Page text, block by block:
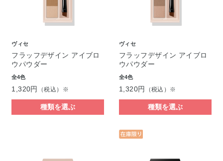
ヴィセ
フラッフデザイン アイブロ
ウパウダー
全4色
1,320円 （税込）※
種類を選ぶ
ヴィセ
フラッフデザイン アイブロ
ウパウダー
全4色
1,320円 （税込）※
種類を選ぶ